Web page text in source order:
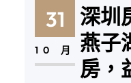
31
10 月
深圳
燕子
房，